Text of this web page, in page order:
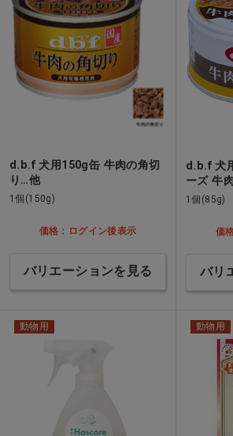
d.b.f 犬用150g缶 牛肉の角切
り…他
1個(150g)
価格：ログイン後表示
バリエーションを見る
d.b.f 犬
ーズ 牛
1個(85g)
価
バリ
動物用 動物用